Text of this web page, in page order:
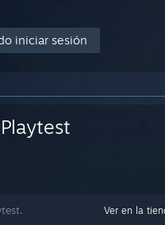
iniciar sesión
Ver en la